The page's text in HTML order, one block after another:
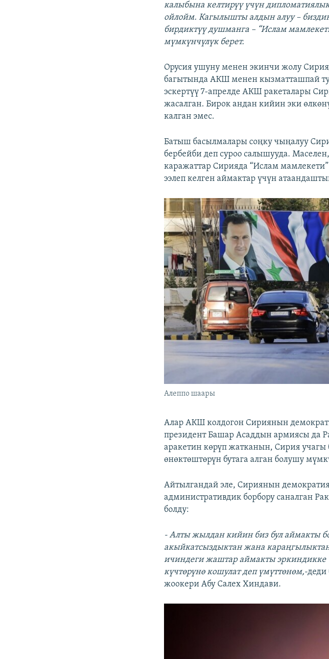
калыбына келтирүү үчүн
ойлойм. Кагылышты алдын алуу –
бирдиктүү душманга – “Ислам
мүмкүнчүлүк берет.
Орусия ушуну менен экинчи жолу
багытында АКШ менен кызматташпай
эскертүү 7-апрелде АКШ ракеталары
жасалган. Бирок андан кийин эки
калган эмес.
Батыш басылмалары соңку чыңалуу
бербейби деп суроо салышууда.
каражаттар Сирияда “Ислам
ээлеп келген аймактар үчүн
Алеппо шаары
Алар АКШ колдогон Сириянын
президент Башар Асаддын армиясы да
аракетин көрүп жатканын, Сирия учагы
өнөктөштөрүн бутага алган болушу
Айтылгандай эле, Сириянын
административдик борбору саналган
болду:
- Алты жылдан кийин биз бул аймакты
акыйкатсыздыктан жана
ичиндеги жаштар аймакты
күчтөрүнө кошулат деп үмүттөнөм,-деди
жоокери Абу Салех Хиндави.